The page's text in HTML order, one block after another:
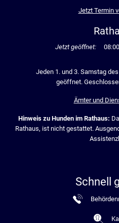
Jetzt Termin
Klicken, um weitere
Jetzt geöffnet: 08:00
Jeden 1. und 3. Samstag
geöffnet.
Ämter und
Hinweis zu Hunden im Rathaus:
Rathaus, ist nicht gestattet.
Schnell